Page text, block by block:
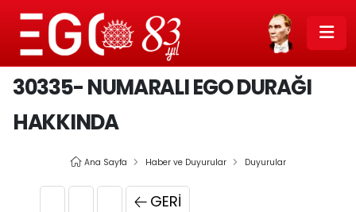
30335- NUMARALI EGO DURAĞI
HAKKINDA
Ana Sayfa Haber ve Duyurular Duyurular
GERI